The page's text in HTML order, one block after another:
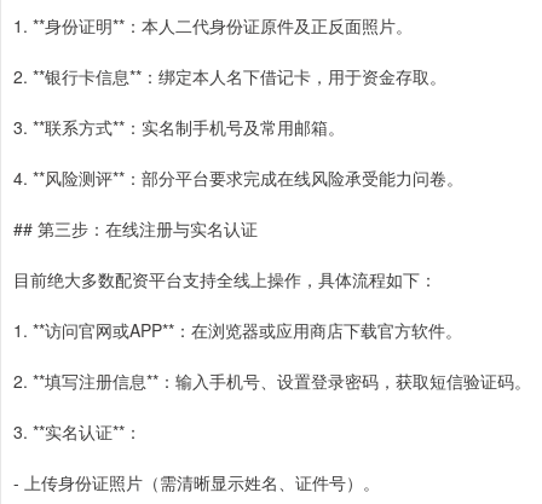
1. **身份证明**：本人二代身份证原件及正反面照片。
2. **银行卡信息**：绑定本人名下借记卡，用于资金存取。
3. **联系方式**：实名制手机号及常用邮箱。
4. **风险测评**：部分平台要求完成在线风险承受能力问卷。
## 第三步：在线注册与实名认证
目前绝大多数配资平台支持全线上操作，具体流程如下：
1. **访问官网或APP**：在浏览器或应用商店下载官方软件。
2. **填写注册信息**：输入手机号、设置登录密码，获取短信验证码。
3. **实名认证**：
- 上传身份证照片（需清晰显示姓名、证件号）。